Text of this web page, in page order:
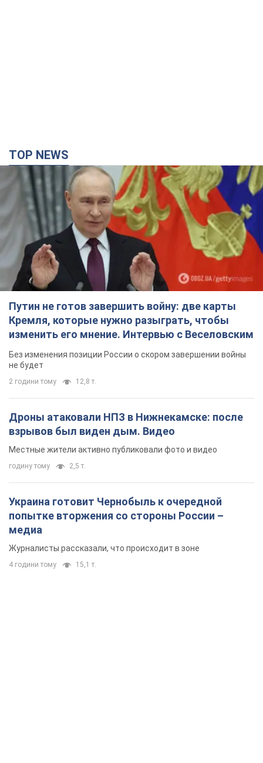
TOP NEWS
Путин не готов завершить войну: две карты
Кремля, которые нужно разыграть, чтобы
изменить его мнение. Интервью с Веселовским
Без изменения позиции России о скором завершении войны
не будет
2 години тому 12,8 т.
Дроны атаковали НПЗ в Нижнекамске: после
взрывов был виден дым. Видео
Местные жители активно публиковали фото и видео
годину тому 2,5 т.
Украина готовит Чернобыль к очередной
попытке вторжения со стороны России –
медиа
Журналисты рассказали, что происходит в зоне
4 години тому 15,1 т.